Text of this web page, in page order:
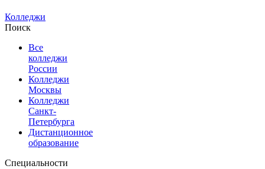
Колледжи
Поиск
Все
колледжи
России
Колледжи
Москвы
Колледжи
Санкт-
Петербурга
Дистанционное
образование
Специальности